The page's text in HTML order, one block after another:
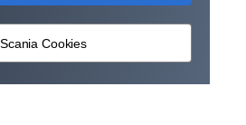
Scania Cookies